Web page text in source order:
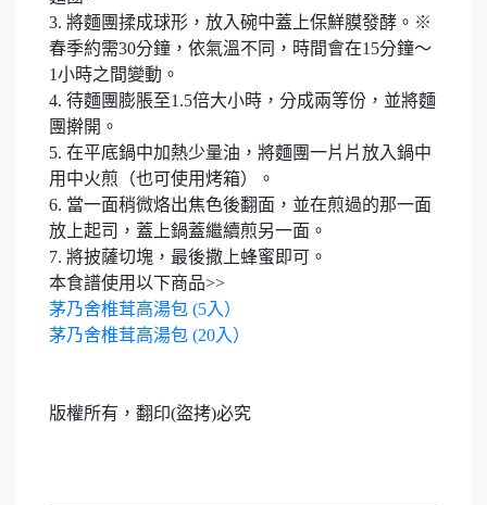
3. 將麵團揉成球形，放入碗中蓋上保鮮膜發酵。※
春季約需30分鐘，依氣溫不同，時間會在15分鐘～
1小時之間變動。
4. 待麵團膨脹至1.5倍大小時，分成兩等份，並將麵
團擀開。
5. 在平底鍋中加熱少量油，將麵團一片片放入鍋中
用中火煎（也可使用烤箱）。
6. 當一面稍微烙出焦色後翻面，並在煎過的那一面
放上起司，蓋上鍋蓋繼續煎另一面。
7. 將披薩切塊，最後撒上蜂蜜即可。
本食譜使用以下商品>>
茅乃舍椎茸高湯包 (5入）
茅乃舍椎茸高湯包 (20入）
版權所有，翻印(盜拷)必究